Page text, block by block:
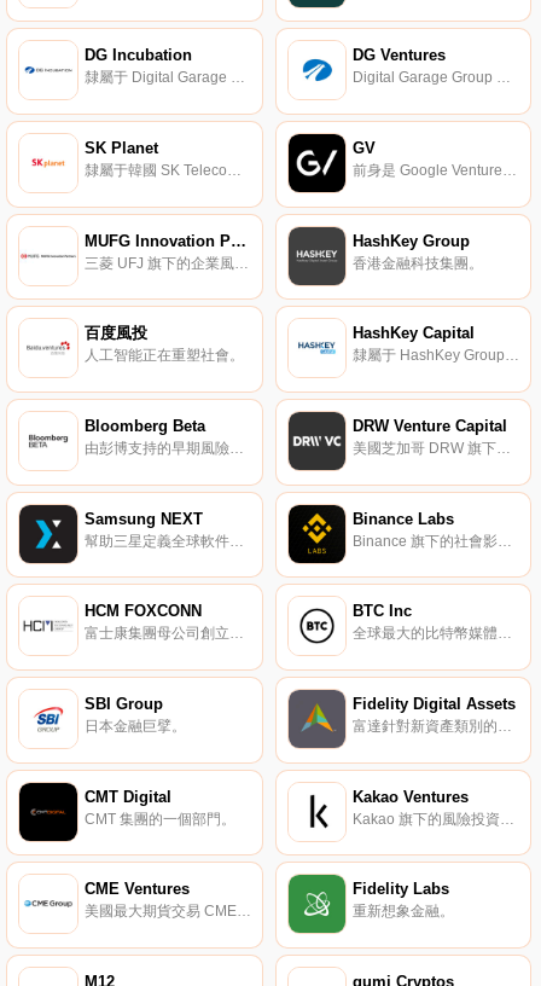
DG Incubation
隸屬于 Digital Garage Group。
DG Ventures
Digital Garage Group 旗下的投資公司。
SK Planet
隸屬于韓國 SK Telecom。
GV
前身是 Google Ventures，著名的風險投資基金。
MUFG Innovation Partners HashKey Group
香港金融科技集團。
百度風投
人工智能正在重塑社會。
HashKey Capital
隸屬于 HashKey Group 的區塊鏈與金融科技投資基金。
Bloomberg Beta
由彭博支持的早期風險投資基金。
DRW Venture Capital
美國芝加哥 DRW 旗下風險投資公司。
Samsung NEXT
幫助三星定義全球軟件與服務的未來。
Binance Labs
HCM FOXCONN
富士康集團母公司創立的創業投資機構。
BTC Inc
全球最大的比特幣媒體集團。
SBI Group
日本金融巨擘。
Fidelity Digital Assets
富達針對新資產類別的機構解決方案。
CMT Digital
CMT 集團的一個部門。
Kakao Ventures
CME Ventures
美國最大期貨交易 CME 集團的投資部門。
Fidelity Labs
重新想象金融。
M12 gumi Cryptos